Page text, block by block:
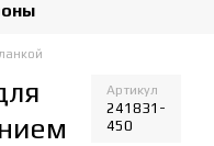
Артикул
241831-
450